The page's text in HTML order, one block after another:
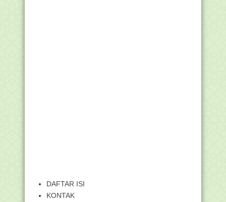
DAFTAR ISI
KONTAK